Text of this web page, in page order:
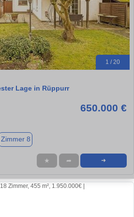
1 / 20
Lage in Rüppurr
650.000 €
Zimmer 8
★ ➦ ➜